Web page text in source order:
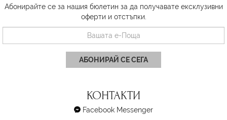
Абонирайте се за нашия бюлетин за да получавате ексклузивни
оферти и отстъпки.
АБОНИРАЙ СЕ СЕГА
КОНТАКТИ
Facebook Messenger